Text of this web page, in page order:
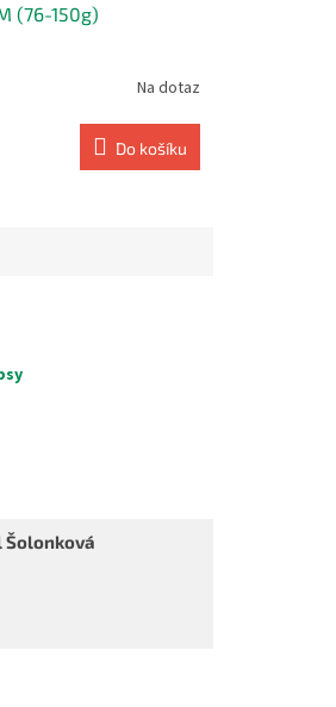
(76-150g)
Na dotaz
Do košíku
Šolonková
je 5 z 5 hvězdiček.